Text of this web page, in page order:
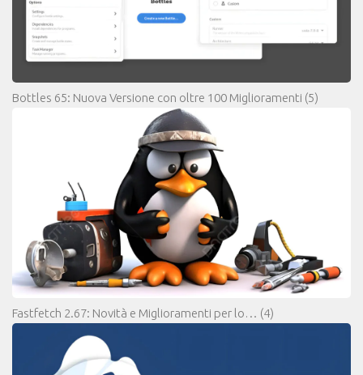
Bottles 65: Nuova Versione con oltre 100 Miglioramenti (5)
Fastfetch 2.67: Novità e Miglioramenti per lo… (4)